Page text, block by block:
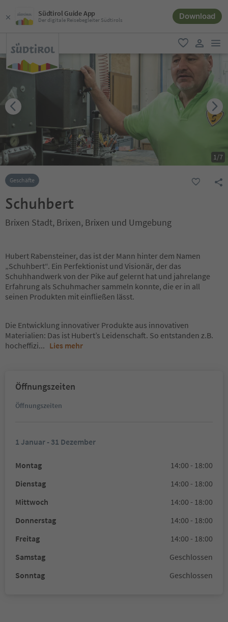
Südtirol Guide App
Der digitale Reisebegleiter Südtirols Download
favorit
user link
1/7
Geschäfte
Schuhbert
Brixen Stadt, Brixen, Brixen und Umgebung
Hubert Rabensteiner, das ist der Mann hinter dem Namen
„Schuhbert“. Ein Perfektionist und Visionär, der das
Schuhhandwerk von der Pike auf gelernt hat und jahrelange
Erfahrung als Schuhmacher sammeln konnte, die er in all
seinen Produkten mit einfließen lässt.
Die Entwicklung innovativer Produkte aus innovativen
Materialien: Das ist Hubert’s Leidenschaft. So entstanden z.B.
hocheffizi... Lies mehr
Öffnungszeiten
Öffnungszeiten
1 Januar - 31 Dezember
Montag
14:00 - 18:00
Dienstag
14:00 - 18:00
Mittwoch
14:00 - 18:00
Donnerstag
14:00 - 18:00
Freitag
14:00 - 18:00
Samstag
Geschlossen
Sonntag
Geschlossen